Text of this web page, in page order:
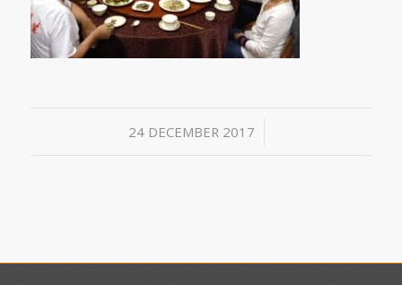
24 DECEMBER 2017
/